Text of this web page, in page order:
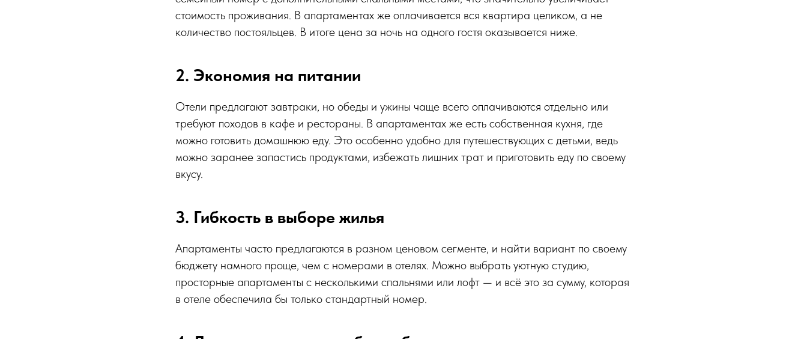
стоимость проживания. В апартаментах же оплачивается вся квартира целиком, а не
количество постояльцев. В итоге цена за ночь на одного гостя оказывается ниже.
2. Экономия на питании
Отели предлагают завтраки, но обеды и ужины чаще всего оплачиваются отдельно или
требуют походов в кафе и рестораны. В апартаментах же есть собственная кухня, где
можно готовить домашнюю еду. Это особенно удобно для путешествующих с детьми, ведь
можно заранее запастись продуктами, избежать лишних трат и приготовить еду по своему
вкусу.
3. Гибкость в выборе жилья
Апартаменты часто предлагаются в разном ценовом сегменте, и найти вариант по своему
бюджету намного проще, чем с номерами в отелях. Можно выбрать уютную студию,
просторные апартаменты с несколькими спальнями или лофт — и всё это за сумму, которая
в отеле обеспечила бы только стандартный номер.